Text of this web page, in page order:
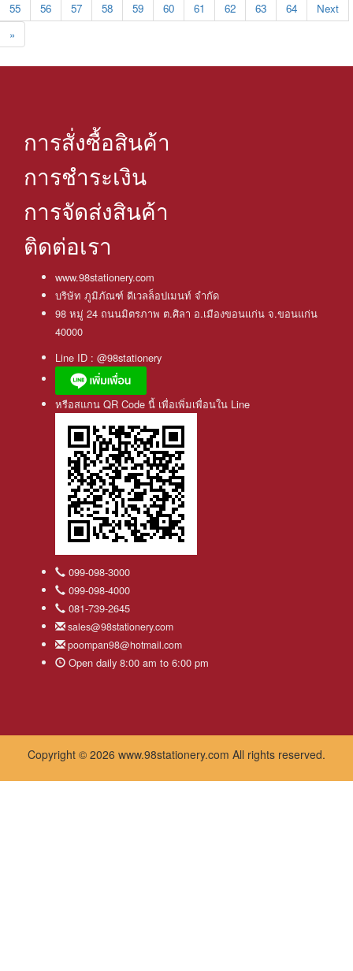
55
56 57 58 59 60 61 62 63 64
Next
»
การสั่งซื้อสินค้า
การชำระเงิน
การจัดส่งสินค้า
ติดต่อเรา
www.98stationery.com
บริษัท ภูมิภัณฑ์ ดีเวลล็อปเมนท์ จำกัด
98 หมู่ 24 ถนนมิตรภาพ ต.ศิลา อ.เมืองขอนแก่น จ.ขอนแก่น
40000
Line ID : @98stationery
หรือสแกน QR Code นี้ เพื่อเพิ่มเพื่อนใน Line
099-098-3000
099-098-4000
081-739-2645
sales@98stationery.com
poompan98@hotmail.com
Open daily 8:00 am to 6:00 pm
Copyright © 2026 www.98stationery.com All rights reserved.